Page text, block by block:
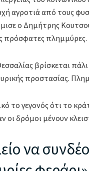
αγροτιά από τους
ο Δημήτρης
πρόσφατες πλημμύρες.
βρίσκεται πάλι
προστασίας.
το γεγονός ότι το
δρόμοι μένουν
να